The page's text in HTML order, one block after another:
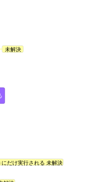
未解決
だけ実行される 未解決